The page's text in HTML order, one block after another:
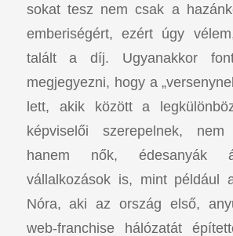
sokat tesz nem csak a
emberiségért, ezért úgy
talált a díj. Ugyanakkor
megjegyezni, hogy a
lett, akik között a
képviselői szerepelnek,
hanem nők, édesanyák
vállalkozások is, mint például
Nóra, aki az ország első,
web-franchise hálózatát